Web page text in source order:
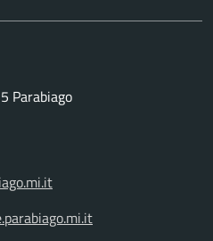
Parabiago